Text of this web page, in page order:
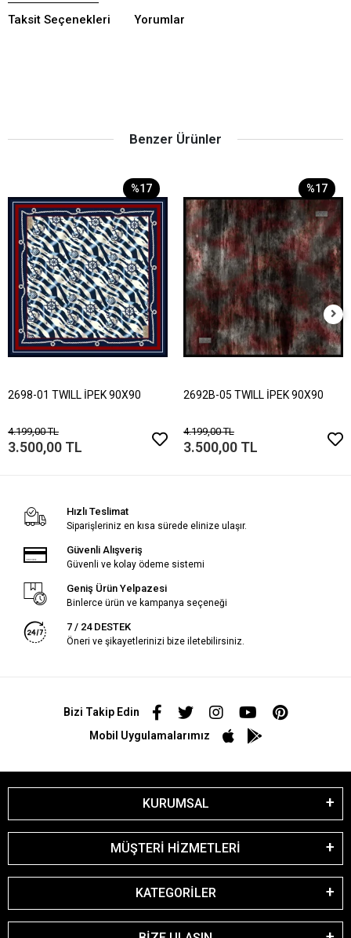
Taksit Seçenekleri Yorumlar
Benzer Ürünler
%17
2698-01 TWILL İPEK 90X90
4.199,00 TL
3.500,00 TL
%17
2692B-05 TWILL İPEK 90X90
4.199,00 TL
3.500,00 TL
Hızlı Teslimat
Siparişleriniz en kısa sürede elinize ulaşır.
Güvenli Alışveriş
Güvenli ve kolay ödeme sistemi
Geniş Ürün Yelpazesi
Binlerce ürün ve kampanya seçeneği
7 / 24 DESTEK
Öneri ve şikayetlerinizi bize iletebilirsiniz.
Bizi Takip Edin
Mobil Uygulamalarımız
KURUMSAL
MÜŞTERİ HİZMETLERİ
KATEGORİLER